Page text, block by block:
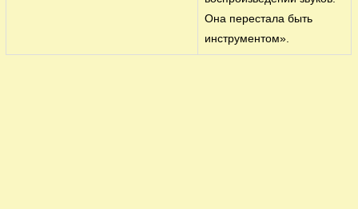
Она перестала быть
инструментом».